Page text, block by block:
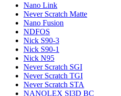
Nano Link
Never Scratсh Matte
Nano Fusion
NDFOS
Nick S90-3
Nick S90-1
Nick N95
Never Scratch SGI
Never Scratch TGI
Never Scratch STA
NANOLEX SI3D BC